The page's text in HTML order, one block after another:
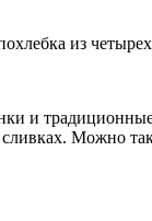
из четырех
и
Можно